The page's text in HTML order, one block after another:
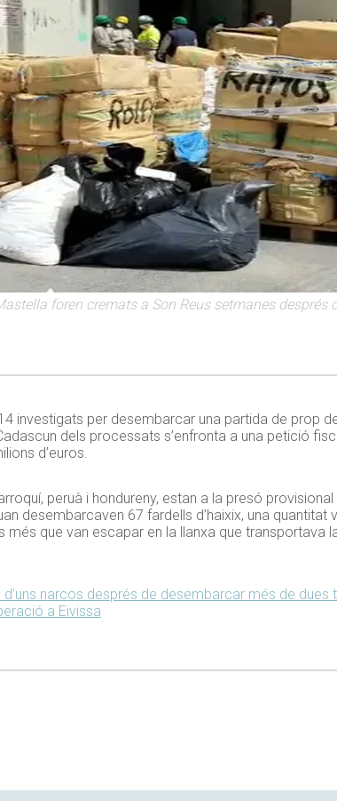
foren cremats a Son Reus setmanes després
investigats per desembarcar una partida de prop
dels processats s’enfronta a una petició
d’euros.
peruà i hondureny, estan a la presó
desembarcaven 67 fardells d’haixix, una quantitat
més que van escapar en la llanxa que
narcos després de desembarcar més de dues
a Eivissa